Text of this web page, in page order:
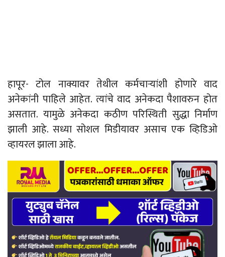
हापूर- टोल नाक्यावर तेथील कर्मचाऱ्यांशी होणारे वाद
अनेकांनी पाहिले आहेत. त्यांचे वाद अनेकदा पैशावरुन होत
असतात. यामुळे अनेकदा कठीण परिस्थिती सुद्धा निर्माण
झाली आहे. सध्या सोशल मिडीयावर असाच एक व्हिडिओ
व्हायरल झाला आहे.